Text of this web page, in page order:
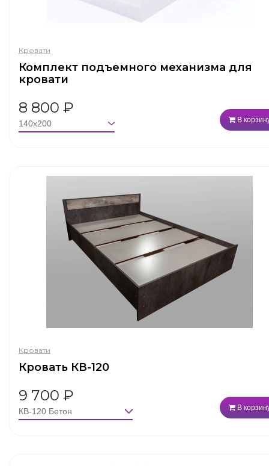
Кровати
Комплект подъемного механизма для
кровати
8 800 ₽
В
Кровати
Кровать КВ-120
9 700 ₽
В